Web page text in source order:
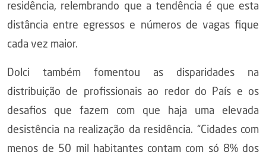
residência, relembrando que a tendência é que esta
distância entre egressos e números de vagas fique
cada vez maior.
Dolci também fomentou as disparidades na
distribuição de profissionais ao redor do País e os
desafios que fazem com que haja uma elevada
desistência na realização da residência. “Cidades com
menos de 50 mil habitantes contam com só 8% dos